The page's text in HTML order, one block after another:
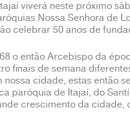
viverá neste próximo
Nossa Senhora de
celebrar 50 anos de
o então Arcebispo da
finais de semana
nossa cidade, estas então
paróquia de Itajaí, do
crescimento da cidade,